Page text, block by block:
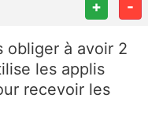
+ -
obliger à avoir 2
les applis
recevoir les